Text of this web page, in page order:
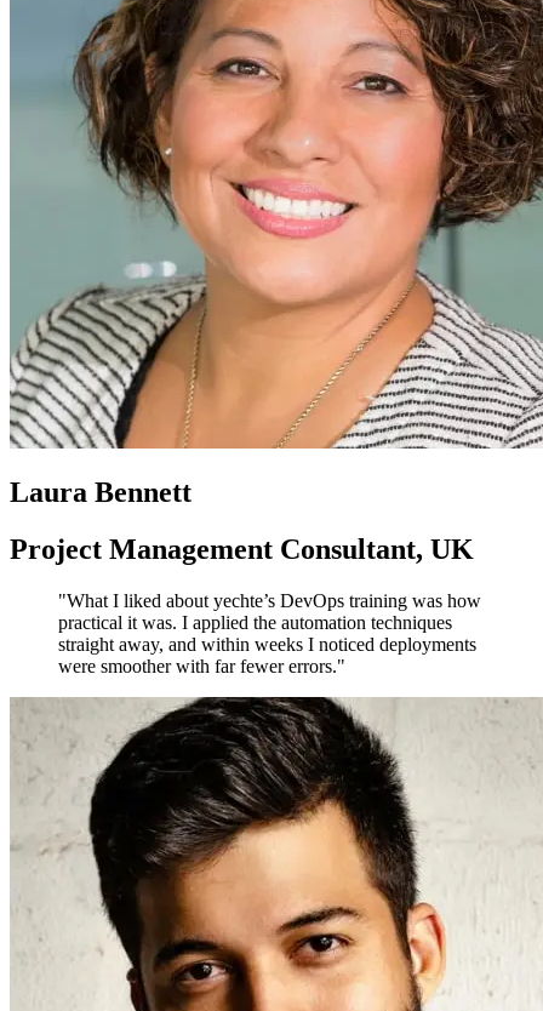
Laura Bennett
Project Management Consultant, UK
"What I liked about yechte’s DevOps training was how
practical it was. I applied the automation techniques
straight away, and within weeks I noticed deployments
were smoother with far fewer errors."